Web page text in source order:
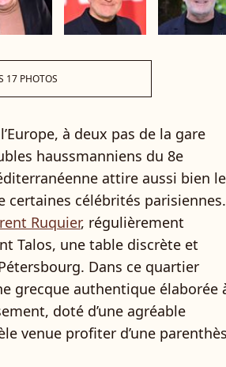
17 PHOTOS
à deux pas de la gare
haussmanniens du 8e
attire aussi bien
certaines célébrités parisiennes.
Ruquier, régulièrement
Talos, une table discrète et
Dans ce quartier
grecque authentique élaborée
doté d’une agréable
venue profiter d’une